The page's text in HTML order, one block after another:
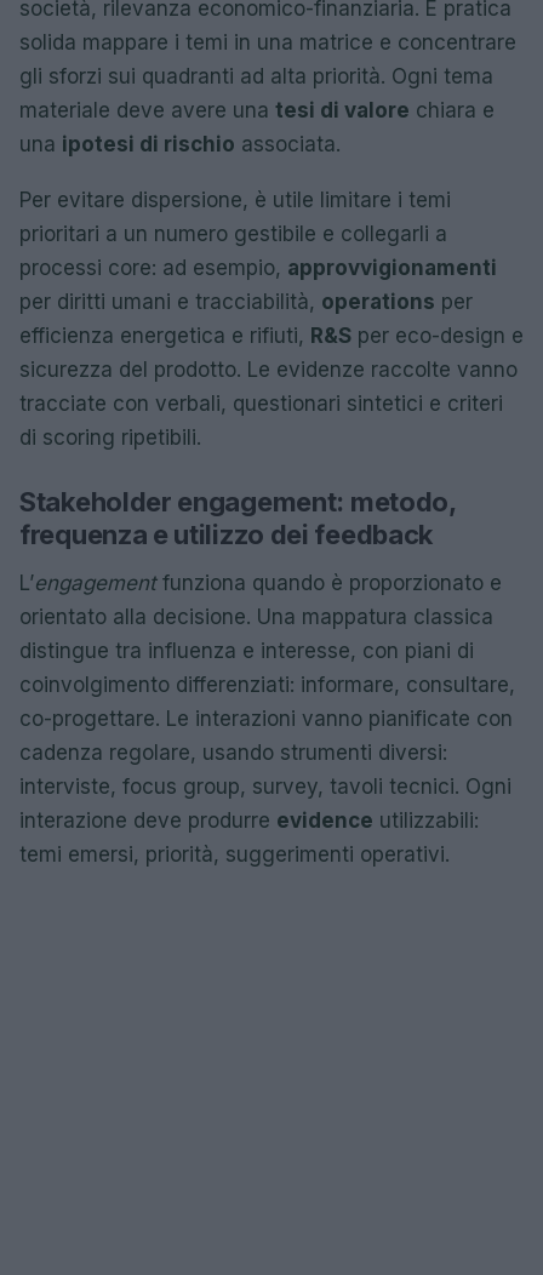
società, rilevanza economico-finanziaria. È pratica
solida mappare i temi in una matrice e concentrare
gli sforzi sui quadranti ad alta priorità. Ogni tema
materiale deve avere una tesi di valore chiara e
una ipotesi di rischio associata.
Per evitare dispersione, è utile limitare i temi
prioritari a un numero gestibile e collegarli a
processi core: ad esempio, approvvigionamenti
per diritti umani e tracciabilità, operations per
efficienza energetica e rifiuti, R&S per eco-design e
sicurezza del prodotto. Le evidenze raccolte vanno
tracciate con verbali, questionari sintetici e criteri
di scoring ripetibili.
Stakeholder engagement: metodo,
frequenza e utilizzo dei feedback
L’engagementfunziona quando è proporzionato e
orientato alla decisione. Una mappatura classica
distingue tra influenza e interesse, con piani di
coinvolgimento differenziati: informare, consultare,
co-progettare. Le interazioni vanno pianificate con
cadenza regolare, usando strumenti diversi:
interviste, focus group, survey, tavoli tecnici. Ogni
interazione deve produrre evidence utilizzabili:
temi emersi, priorità, suggerimenti operativi.